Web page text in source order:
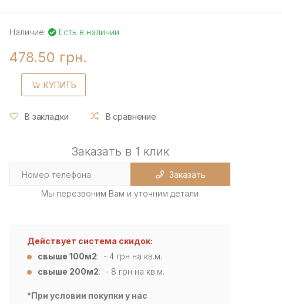
Наличие: Есть в наличии
478.50 грн.
КУПИТЬ
В закладки В сравнение
Заказать в 1 клик
Заказать
Мы перезвоним Вам и уточним детали
Действует система скидок:
свыше 100м2: - 4 грн на кв.м.
свыше 200м2: - 8 грн на кв.м.
*При условии покупки у нас